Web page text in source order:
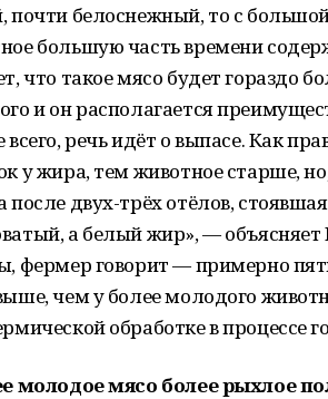
почти белоснежный, то с
большую часть времени
что такое мясо будет гораздо
и он располагается
всего, речь идёт о выпасе. Как
у жира, тем животное старше,
после двух-трёх отёлов,
а белый жир», — объясняет
фермер говорит — примерно
чем у более молодого
обработке в процессе
молодое мясо более рыхлое